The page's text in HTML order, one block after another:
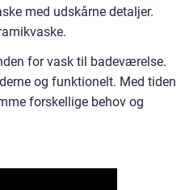
med udskårne detaljer.
for vask til badeværelse.
og funktionelt. Med tiden
forskellige behov og